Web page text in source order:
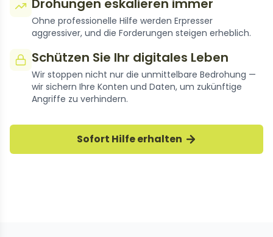
Drohungen eskalieren immer
Ohne professionelle Hilfe werden Erpresser
aggressiver, und die Forderungen steigen erheblich.
Schützen Sie Ihr digitales Leben
Wir stoppen nicht nur die unmittelbare Bedrohung —
wir sichern Ihre Konten und Daten, um zukünftige
Angriffe zu verhindern.
Sofort Hilfe erhalten
Tausende gelöste Fälle
Unsere Experten haben Tausende Somatch-